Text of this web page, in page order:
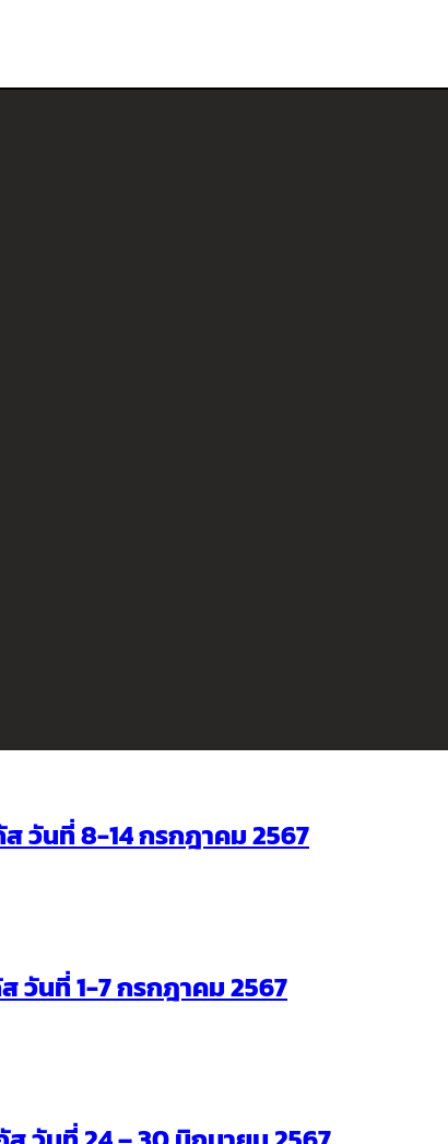
วันที่ 8-14 กรกฎาคม 2567
วันที่ 1-7 กรกฎาคม 2567